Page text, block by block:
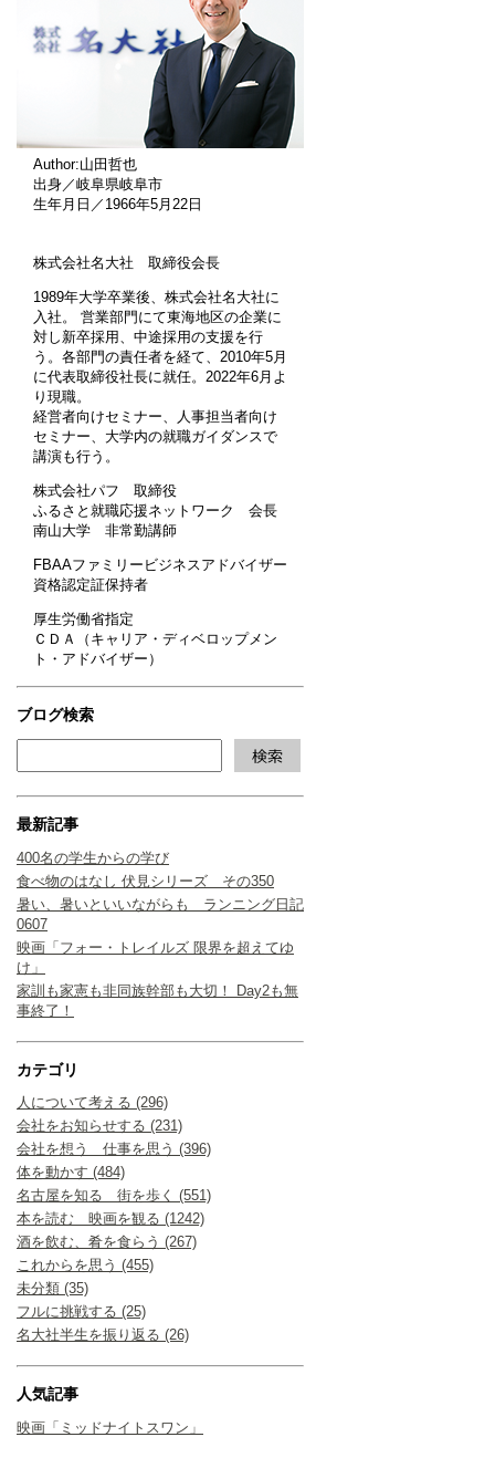
Author:山田哲也
出身／岐阜県岐阜市
生年月日／1966年5月22日
株式会社名大社 取締役会長
1989年大学卒業後、株式会社名大社に
入社。 営業部門にて東海地区の企業に
対し新卒採用、中途採用の支援を行
う。各部門の責任者を経て、2010年5月
に代表取締役社長に就任。2022年6月よ
り現職。
経営者向けセミナー、人事担当者向け
セミナー、大学内の就職ガイダンスで
講演も行う。
株式会社パフ 取締役
ふるさと就職応援ネットワーク 会長
南山大学 非常勤講師
FBAAファミリービジネスアドバイザー
資格認定証保持者
厚生労働省指定
ＣＤＡ（キャリア・ディベロップメン
ト・アドバイザー）
ブログ検索
最新記事
400名の学生からの学び
食べ物のはなし 伏見シリーズ その350
暑い、暑いといいながらも ランニング日記
0607
映画「フォー・トレイルズ 限界を超えてゆ
け」
家訓も家憲も非同族幹部も大切！ Day2も無
事終了！
カテゴリ
人について考える (296)
会社をお知らせする (231)
会社を想う 仕事を思う (396)
体を動かす (484)
名古屋を知る 街を歩く (551)
本を読む 映画を観る (1242)
酒を飲む、肴を食らう (267)
これからを思う (455)
未分類 (35)
フルに挑戦する (25)
名大社半生を振り返る (26)
人気記事
映画「ミッドナイトスワン」